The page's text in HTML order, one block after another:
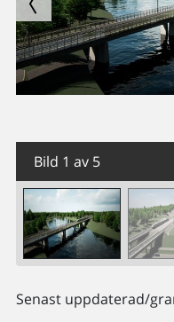
Bild 1 av 5
Senast uppdaterad/